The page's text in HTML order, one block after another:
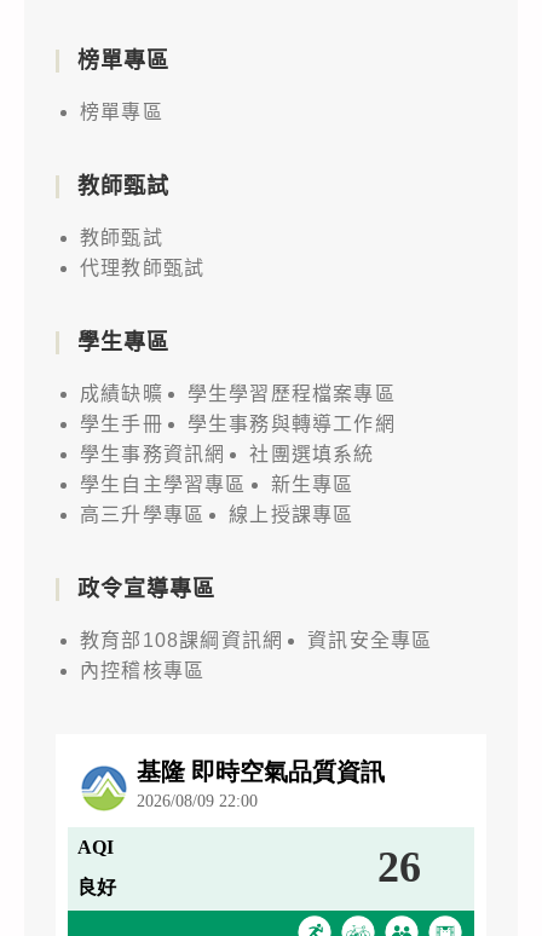
榜單專區
榜單專區
教師甄試
教師甄試
代理教師甄試
學生專區
成績缺曠
學生學習歷程檔案專區
學生手冊
學生事務與轉導工作網
學生事務資訊網
社團選填系統
學生自主學習專區
新生專區
高三升學專區
線上授課專區
政令宣導專區
教育部108課綱資訊網
資訊安全專區
內控稽核專區